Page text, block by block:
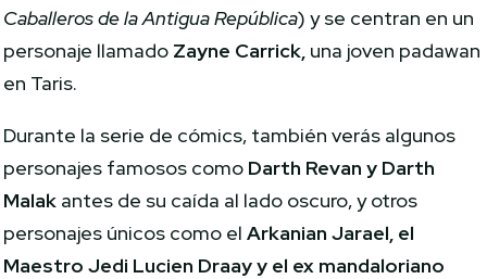
Caballeros de la Antigua República) y se centran en un
personaje llamado Zayne Carrick, una joven padawan
en Taris.
Durante la serie de cómics, también verás algunos
personajes famosos como Darth Revan y Darth
Malak antes de su caída al lado oscuro, y otros
personajes únicos como elArkanian Jarael, el
Maestro Jedi Lucien Draay y el ex mandaloriano